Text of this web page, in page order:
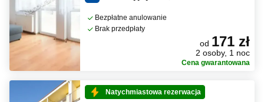
Bezpłatne anulowanie
Brak przedpłaty
od 171 zł
2 osoby, 1 noc
Cena gwarantowana
Natychmiastowa rezerwacja